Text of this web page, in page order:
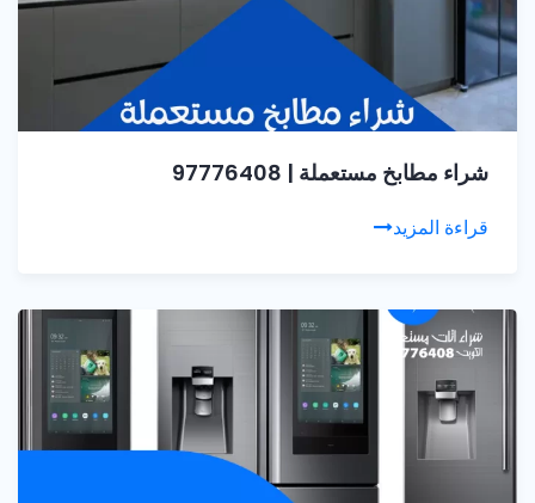
شراء مطابخ مستعملة | 97776408
قراءة المزيد